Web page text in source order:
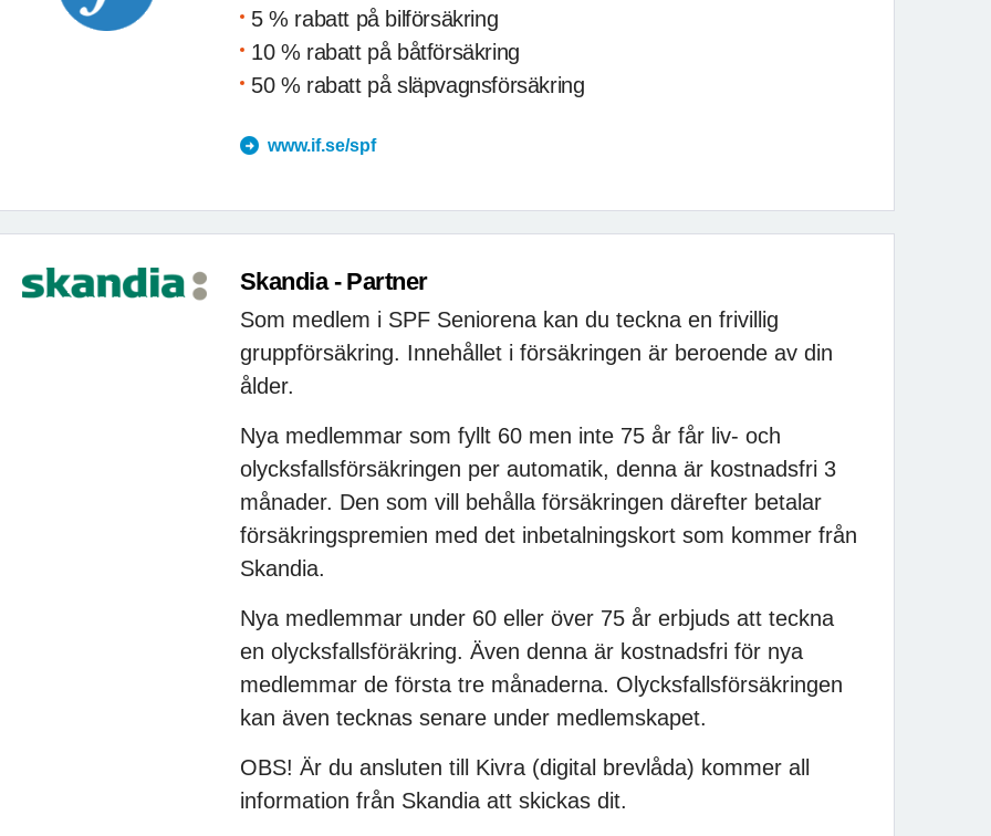
5 % rabatt på bilförsäkring
10 % rabatt på båtförsäkring
50 % rabatt på släpvagnsförsäkring
www.if.se/spf
Skandia - Partner
Som medlem i SPF Seniorena kan du teckna en frivillig
gruppförsäkring. Innehållet i försäkringen är beroende av din
ålder.
Nya medlemmar som fyllt 60 men inte 75 år får liv- och
olycksfallsförsäkringen per automatik, denna är kostnadsfri 3
månader. Den som vill behålla försäkringen därefter betalar
försäkringspremien med det inbetalningskort som kommer från
Skandia.
Nya medlemmar under 60 eller över 75 år erbjuds att teckna
en olycksfallsföräkring. Även denna är kostnadsfri för nya
medlemmar de första tre månaderna. Olycksfallsförsäkringen
kan även tecknas senare under medlemskapet.
OBS! Är du ansluten till Kivra (digital brevlåda) kommer all
information från Skandia att skickas dit.